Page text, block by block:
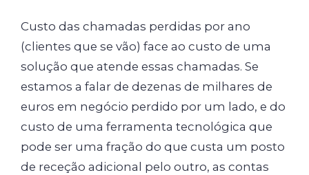
Custo das chamadas perdidas por ano
(clientes que se vão) face ao custo de uma
solução que atende essas chamadas. Se
estamos a falar de dezenas de milhares de
euros em negócio perdido por um lado, e do
custo de uma ferramenta tecnológica que
pode ser uma fração do que custa um posto
de receção adicional pelo outro, as contas